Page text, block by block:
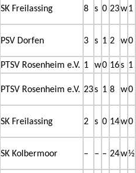
SK Freilassing 8 s 0 23w1
PSV Dorfen 3 s 1 2 w0
PTSV Rosenheim e.V. 1 w0 16s 1
PTSV Rosenheim e.V. 23s 1 8 w0
SK Freilassing 2 s 0 14w0
SK Kolbermoor – – – 24w½